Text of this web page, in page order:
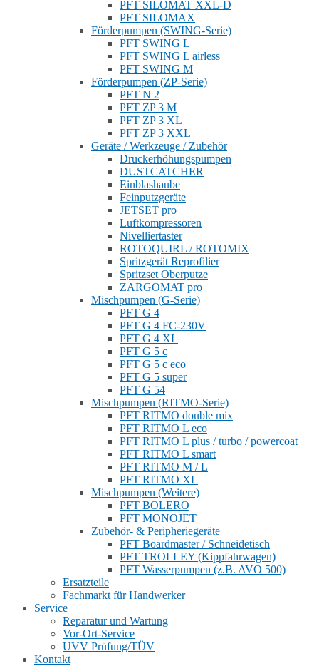
PFT SILOMAT XXL-D
PFT SILOMAX
Förderpumpen (SWING-Serie)
PFT SWING L
PFT SWING L airless
PFT SWING M
Förderpumpen (ZP-Serie)
PFT N 2
PFT ZP 3 M
PFT ZP 3 XL
PFT ZP 3 XXL
Geräte / Werkzeuge / Zubehör
Druckerhöhungspumpen
DUSTCATCHER
Einblashaube
Feinputzgeräte
JETSET pro
Luftkompressoren
Nivelliertaster
ROTOQUIRL / ROTOMIX
Spritzgerät Reprofilier
Spritzset Oberputze
ZARGOMAT pro
Mischpumpen (G-Serie)
PFT G 4
PFT G 4 FC-230V
PFT G 4 XL
PFT G 5 c
PFT G 5 c eco
PFT G 5 super
PFT G 54
Mischpumpen (RITMO-Serie)
PFT RITMO double mix
PFT RITMO L eco
PFT RITMO L plus / turbo / powercoat
PFT RITMO L smart
PFT RITMO M / L
PFT RITMO XL
Mischpumpen (Weitere)
PFT BOLERO
PFT MONOJET
Zubehör- & Peripheriegeräte
PFT Boardmaster / Schneidetisch
PFT TROLLEY (Kippfahrwagen)
PFT Wasserpumpen (z.B. AVO 500)
Ersatzteile
Fachmarkt für Handwerker
Service
Reparatur und Wartung
Vor-Ort-Service
UVV Prüfung/TÜV
Kontakt